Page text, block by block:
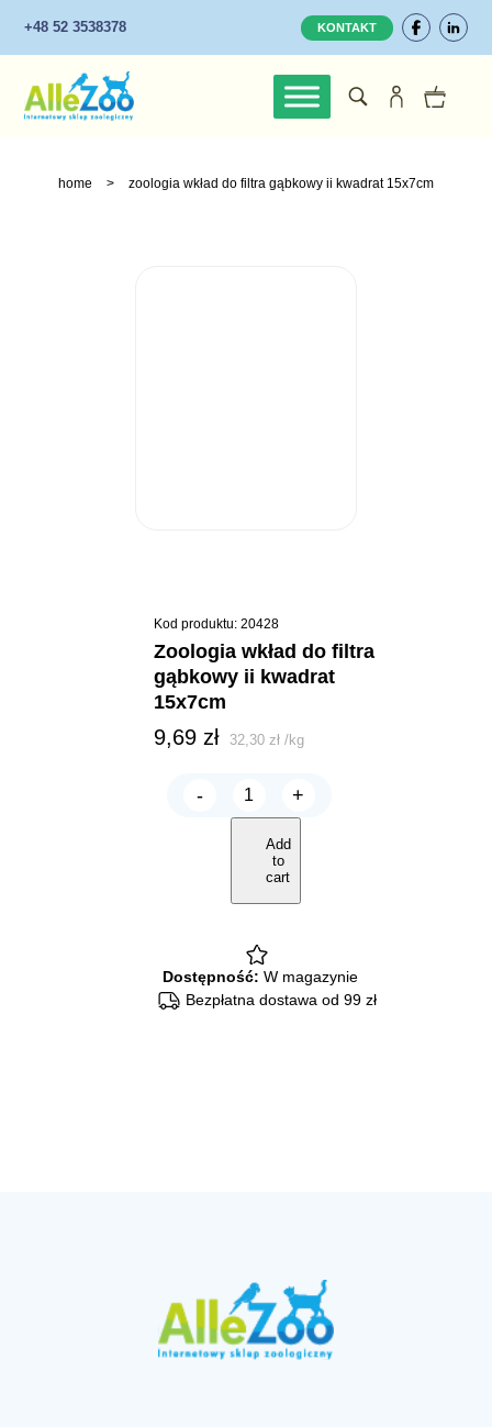
+48 52 3538378 KONTAKT
home > zoologia wkład do filtra gąbkowy ii kwadrat 15x7cm
Kod produktu: 20428
zoologia wkład do filtra
gąbkowy ii kwadrat
15x7cm
9,69 zł 32,30zł /kg
-
ZOOLOGIA
Wkład
filtra
gąbkowy
kwadrat
+
Add
to
cart
Dostępność: W magazynie
Bezpłatna dostawa od 99 zł